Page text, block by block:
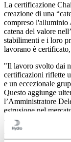
La certificazione
creazione di una
compreso l'alluminio
catena del valore
stabilimenti e i loro
lavorano è
"Il lavoro svolto dai
certificazioni riflette
e un eccezionale
Questo aggiunge
l’Amministratore
estrusione nel
alluminio sostenibile
Lo stabilimento di